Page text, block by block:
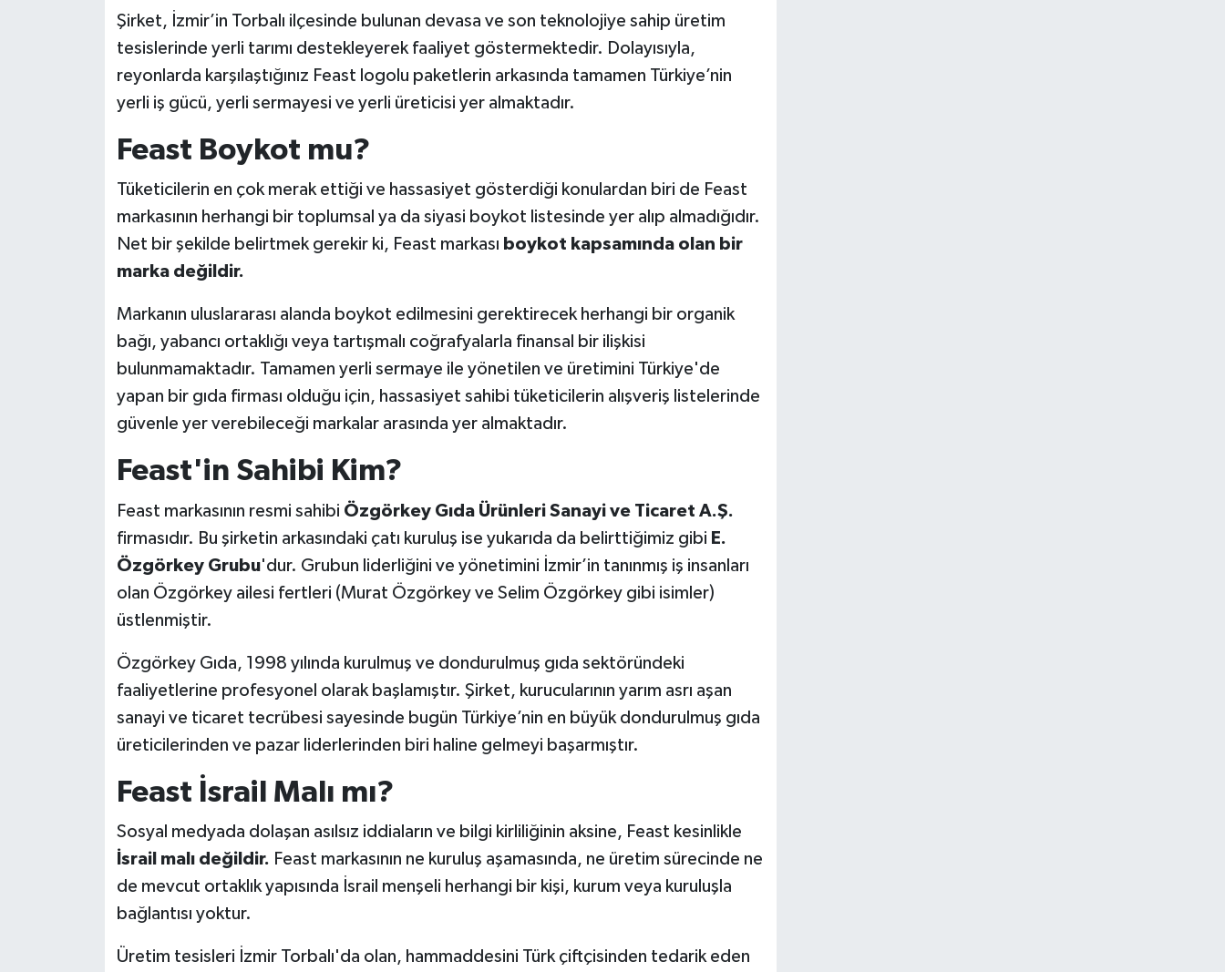
Şirket, İzmir’in Torbalı ilçesinde bulunan devasa ve son teknolojiye sahip üretim
tesislerinde yerli tarımı destekleyerek faaliyet göstermektedir. Dolayısıyla,
reyonlarda karşılaştığınız Feast logolu paketlerin arkasında tamamen Türkiye’nin
yerli iş gücü, yerli sermayesi ve yerli üreticisi yer almaktadır.
Feast Boykot mu?
Tüketicilerin en çok merak ettiği ve hassasiyet gösterdiği konulardan biri de Feast
markasının herhangi bir toplumsal ya da siyasi boykot listesinde yer alıp almadığıdır.
Net bir şekilde belirtmek gerekir ki, Feast markası boykot kapsamında olan bir
marka değildir.
Markanın uluslararası alanda boykot edilmesini gerektirecek herhangi bir organik
bağı, yabancı ortaklığı veya tartışmalı coğrafyalarla finansal bir ilişkisi
bulunmamaktadır. Tamamen yerli sermaye ile yönetilen ve üretimini Türkiye'de
yapan bir gıda firması olduğu için, hassasiyet sahibi tüketicilerin alışveriş listelerinde
güvenle yer verebileceği markalar arasında yer almaktadır.
Feast'in Sahibi Kim?
Feast markasının resmi sahibi Özgörkey Gıda Ürünleri Sanayi ve Ticaret A.Ş.
firmasıdır. Bu şirketin arkasındaki çatı kuruluş ise yukarıda da belirttiğimiz gibi E.
Özgörkey Grubu'dur. Grubun liderliğini ve yönetimini İzmir’in tanınmış iş insanları
olan Özgörkey ailesi fertleri (Murat Özgörkey ve Selim Özgörkey gibi isimler)
üstlenmiştir.
Özgörkey Gıda, 1998 yılında kurulmuş ve dondurulmuş gıda sektöründeki
faaliyetlerine profesyonel olarak başlamıştır. Şirket, kurucularının yarım asrı aşan
sanayi ve ticaret tecrübesi sayesinde bugün Türkiye’nin en büyük dondurulmuş gıda
üreticilerinden ve pazar liderlerinden biri haline gelmeyi başarmıştır.
Feast İsrail Malı mı?
Sosyal medyada dolaşan asılsız iddiaların ve bilgi kirliliğinin aksine, Feast kesinlikle
İsrail malı değildir. Feast markasının ne kuruluş aşamasında, ne üretim sürecinde ne
de mevcut ortaklık yapısında İsrail menşeli herhangi bir kişi, kurum veya kuruluşla
bağlantısı yoktur.
Üretim tesisleri İzmir Torbalı'da olan, hammaddesini Türk çiftçisinden tedarik eden